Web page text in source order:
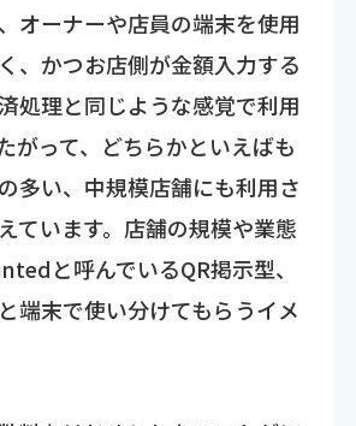
オーナーや店員の端末を使用
、かつお店側が金額入力する
処理と同じような感覚で利用
がって、どちらかといえばも
多い、中規模店舗にも利用さ
ています。店舗の規模や業態
と呼んでいるQR掲示型、
端末で使い分けてもらうイメ